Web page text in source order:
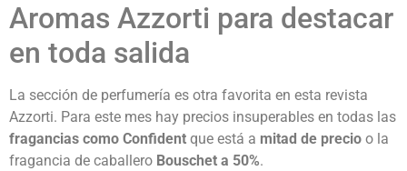
Aromas Azzorti para destacar
en toda salida
La sección de perfumería es otra favorita en esta revista
Azzorti. Para este mes hay precios insuperables en todas las
fragancias como Confident que está a mitad de precio o la
fragancia de caballero Bouschet a 50%.